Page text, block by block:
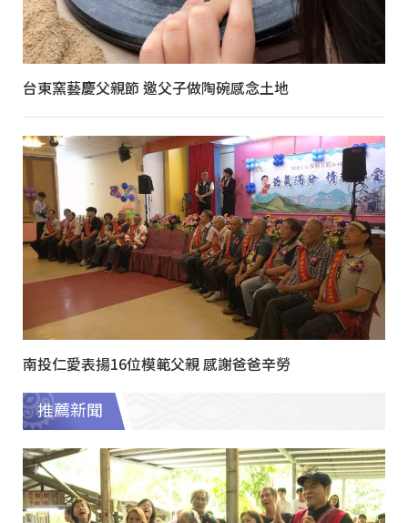
台東窯藝慶父親節 邀父子做陶碗感念土地
南投仁愛表揚16位模範父親 感謝爸爸辛勞
推薦新聞